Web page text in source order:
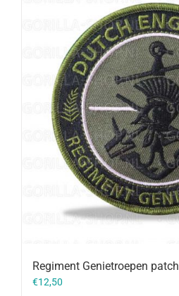
Regiment Genietroepen patch
€12,50